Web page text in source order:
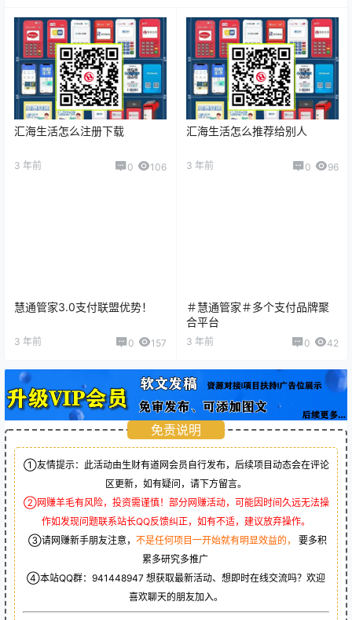
汇海生活怎么注册下载
3 年前 0 106
汇海生活怎么推荐给别人
3 年前 0 96
慧通管家3.0支付联盟优势！
3 年前 0 157
＃慧通管家＃多个支付品牌聚
合平台
3 年前 0 42
免责说明
①友情提示：此活动由生财有道网会员自行发布，后续项目动态会在评论
区更新，如有疑问，请下方留言。
②网赚羊毛有风险，投资需谨慎！部分网赚活动，可能因时间久远无法操
作如发现问题联系站长QQ反馈纠正，如有不适，建议放弃操作。
③请网赚新手朋友注意， 不是任何项目一开始就有明显效益的，
要多积
累多研究多推广
④本站QQ群： 941448947 想获取最新活动、想即时在线交流吗？欢迎
喜欢聊天的朋友加入。